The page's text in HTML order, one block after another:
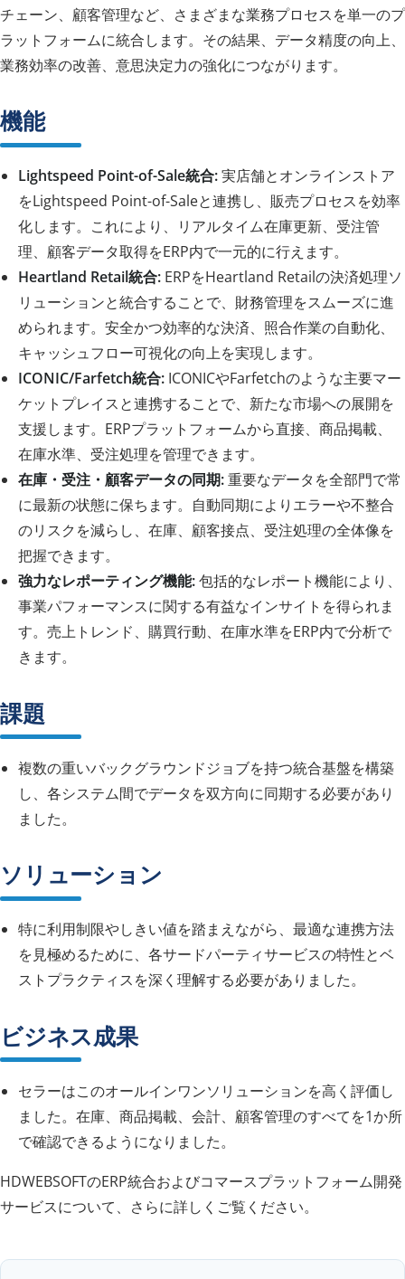
チェーン、顧客管理など、さまざまな業務プロセスを単一のプ
ラットフォームに統合します。その結果、データ精度の向上、
業務効率の改善、意思決定力の強化につながります。
機能
Lightspeed Point-of-Sale統合:実店舗とオンラインストア
をLightspeed Point-of-Saleと連携し、販売プロセスを効率
化します。これにより、リアルタイム在庫更新、受注管
理、顧客データ取得をERP内で一元的に行えます。
Heartland Retail統合: ERPをHeartland Retailの決済処理ソ
リューションと統合することで、財務管理をスムーズに進
められます。安全かつ効率的な決済、照合作業の自動化、
キャッシュフロー可視化の向上を実現します。
ICONIC/Farfetch統合: ICONICやFarfetchのような主要マー
ケットプレイスと連携することで、新たな市場への展開を
支援します。ERPプラットフォームから直接、商品掲載、
在庫水準、受注処理を管理できます。
在庫・受注・顧客データの同期:重要なデータを全部門で常
に最新の状態に保ちます。自動同期によりエラーや不整合
のリスクを減らし、在庫、顧客接点、受注処理の全体像を
把握できます。
強力なレポーティング機能:包括的なレポート機能により、
事業パフォーマンスに関する有益なインサイトを得られま
す。売上トレンド、購買行動、在庫水準をERP内で分析で
きます。
課題
複数の重いバックグラウンドジョブを持つ統合基盤を構築
し、各システム間でデータを双方向に同期する必要があり
ました。
ソリューション
特に利用制限やしきい値を踏まえながら、最適な連携方法
を見極めるために、各サードパーティサービスの特性とベ
ストプラクティスを深く理解する必要がありました。
ビジネス成果
セラーはこのオールインワンソリューションを高く評価し
ました。在庫、商品掲載、会計、顧客管理のすべてを1か所
で確認できるようになりました。
HDWEBSOFTのERP統合およびコマースプラットフォーム開発
サービスについて、さらに詳しくご覧ください。